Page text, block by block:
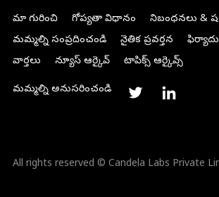
మా గురించి గోప్యతా విధానం
నిబంధనలు &
మమ్మల్ని సంప్రదించండి
నైతిక ప్రవర్తన
వార్తలు
న్యూస్ ఆర్కైవ్ టాపిక్స్ ఆర్కైవ్స్
మమ్మల్ని అనుసరించండి
All rights reserved © Candela Labs Private